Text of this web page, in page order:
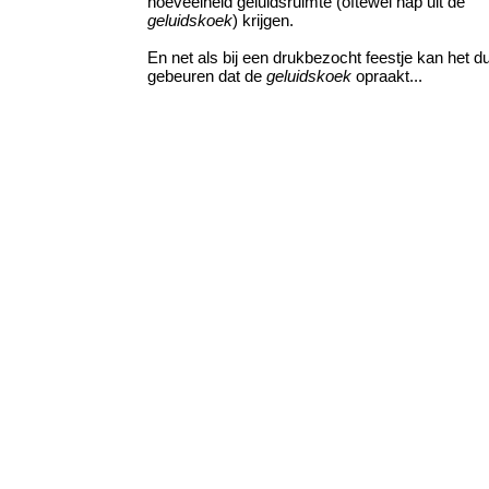
geluidskoek) krijgen.
En net als bij een drukbezocht feestje kan het
gebeuren dat de geluidskoek opraakt...